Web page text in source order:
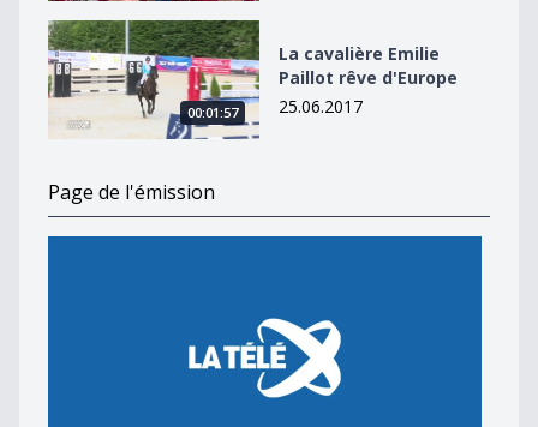
La cavalière Emilie Paillot rêve d&#039;Europe
00:01:57
La cavalière Emilie
Paillot rêve d'Europe
25.06.2017
Page de l'émission